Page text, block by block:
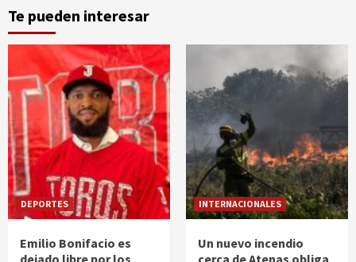
Te pueden interesar
DEPORTES
Emilio Bonifacio es
INTERNACIONALES
Un nuevo incendio